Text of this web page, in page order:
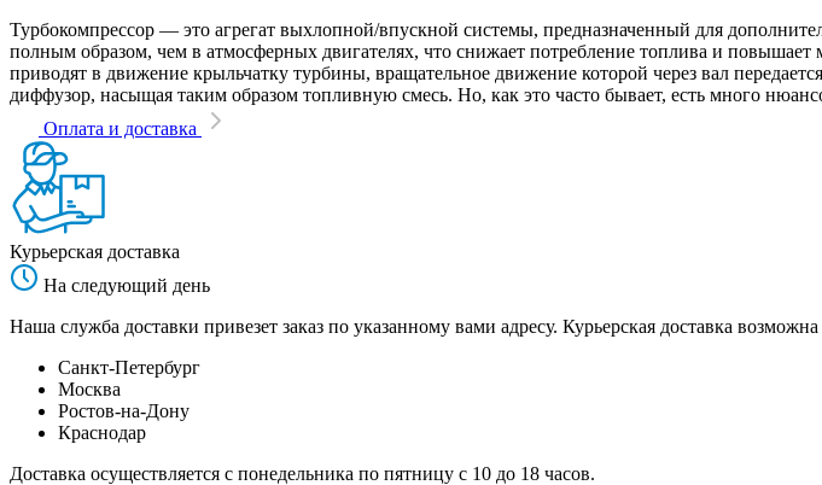
Турбокомпрессор — это агрегат выхлопной/впускной системы, предназначенный для
полным образом, чем в атмосферных двигателях, что снижает потребление топлива и
приводят в движение крыльчатку турбины, вращательное движение которой через вал
диффузор, насыщая таким образом топливную смесь. Но, как это часто бывает, есть много
Оплата и доставка
Курьерская доставка
На следующий день
Наша служба доставки привезет заказ по указанному вами адресу. Курьерская доставка
Санкт-Петербург
Москва
Ростов-на-Дону
Краснодар
Доставка осуществляется с понедельника по пятницу с 10 до 18 часов.